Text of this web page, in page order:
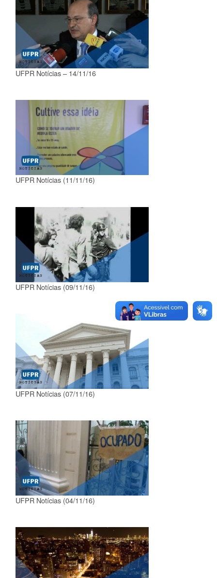
UFPR Notícias – 14/11/16
UFPR Notícias (11/11/16)
UFPR Notícias (09/11/16)
UFPR Notícias (07/11/16)
UFPR Notícias (04/11/16)